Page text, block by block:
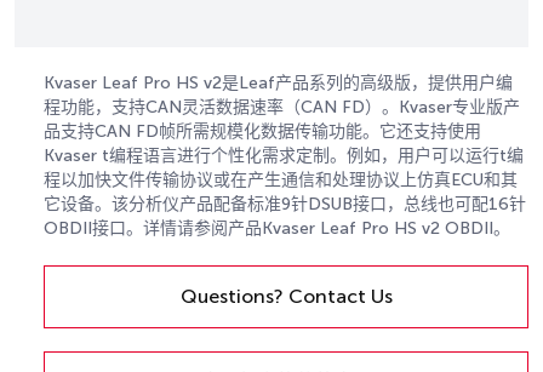
Kvaser Leaf Pro HS v2是Leaf产品系列的高级版，提供用户编
程功能，支持CAN灵活数据速率（CAN FD）。Kvaser专业版产
品支持CAN FD帧所需规模化数据传输功能。它还支持使用
Kvaser t编程语言进行个性化需求定制。例如，用户可以运行t编
程以加快文件传输协议或在产生通信和处理协议上仿真ECU和其
它设备。该分析仪产品配备标准9针DSUB接口，总线也可配16针
OBDII接口。详情请参阅产品Kvaser Leaf Pro HS v2 OBDII。
Questions? Contact Us